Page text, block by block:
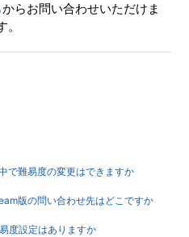
大何人まで同時プレイ可能
からお問い合わせいただけま
。
で難易度の変更はできますか
版の問い合わせ先はどこですか
度設定はありますか